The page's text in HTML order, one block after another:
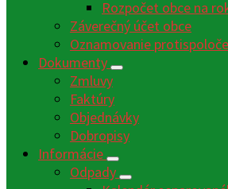
Rozpočet obce na
Záverečný účet obce
Oznamovanie
Dokumenty
Zmluvy
Faktúry
Objednávky
Dobropisy
Informácie
Odpady